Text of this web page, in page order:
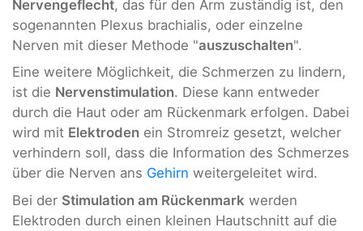
Nervengeflecht, das für den Arm zuständig ist, den
sogenannten Plexus brachialis, oder einzelne
Nerven mit dieser Methode "auszuschalten".
Eine weitere Möglichkeit, die Schmerzen zu lindern,
ist die Nervenstimulation. Diese kann entweder
durch die Haut oder am Rückenmark erfolgen. Dabei
wird mit Elektroden ein Stromreiz gesetzt, welcher
verhindern soll, dass die Information des Schmerzes
über die Nerven ans Gehirn weitergeleitet wird.
Bei der Stimulation am Rückenmark werden
Elektroden durch einen kleinen Hautschnitt auf die